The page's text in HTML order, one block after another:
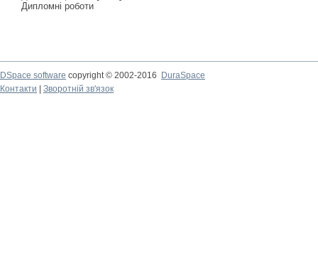
Дипломні роботи
DSpace software copyright © 2002-2016
DuraSpace
Контакти
Зворотній зв'язок